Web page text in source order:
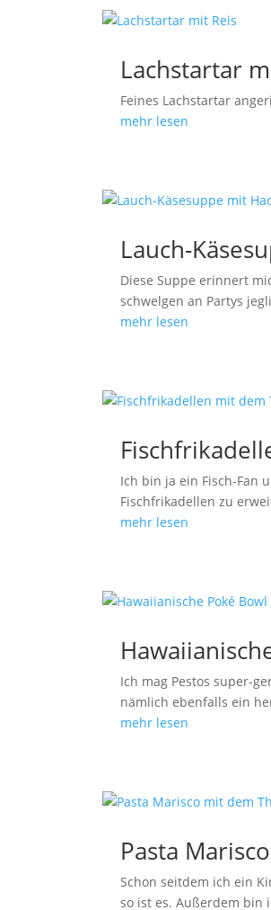
Lachstartar
Feines Lachstartar
mehr lesen
Lauch-
Diese Suppe erinnert
schwelgen an Partys
mehr lesen
Ich bin ja ein Fisch-Fan
Fischfrikadellen zu
mehr lesen
Ich mag Pestos super-
nämlich ebenfalls ein
mehr lesen
Pasta
Schon seitdem ich ein
so ist es. Außerdem